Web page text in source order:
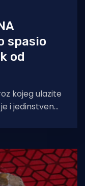
spasio
od
kojeg ulazite
i jedinstven